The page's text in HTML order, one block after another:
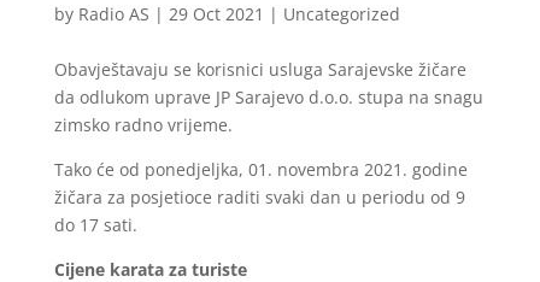
by Radio AS | 29 Oct 2021 | Uncategorized
Obavještavaju se korisnici usluga Sarajevske žičare
da odlukom uprave JP Sarajevo d.o.o. stupa na snagu
zimsko radno vrijeme.
Tako će od ponedjeljka, 01. novembra 2021. godine
žičara za posjetioce raditi svaki dan u periodu od 9
do 17 sati.
Cijene karata za turiste